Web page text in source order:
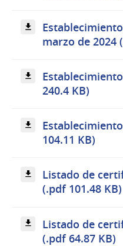
marzo de 2024
240.4 KB)
104.11 KB)
Listado de
(.pdf 101.48 KB)
Listado de
(.pdf 64.87 KB)